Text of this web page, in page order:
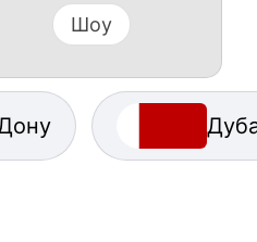
Шоу